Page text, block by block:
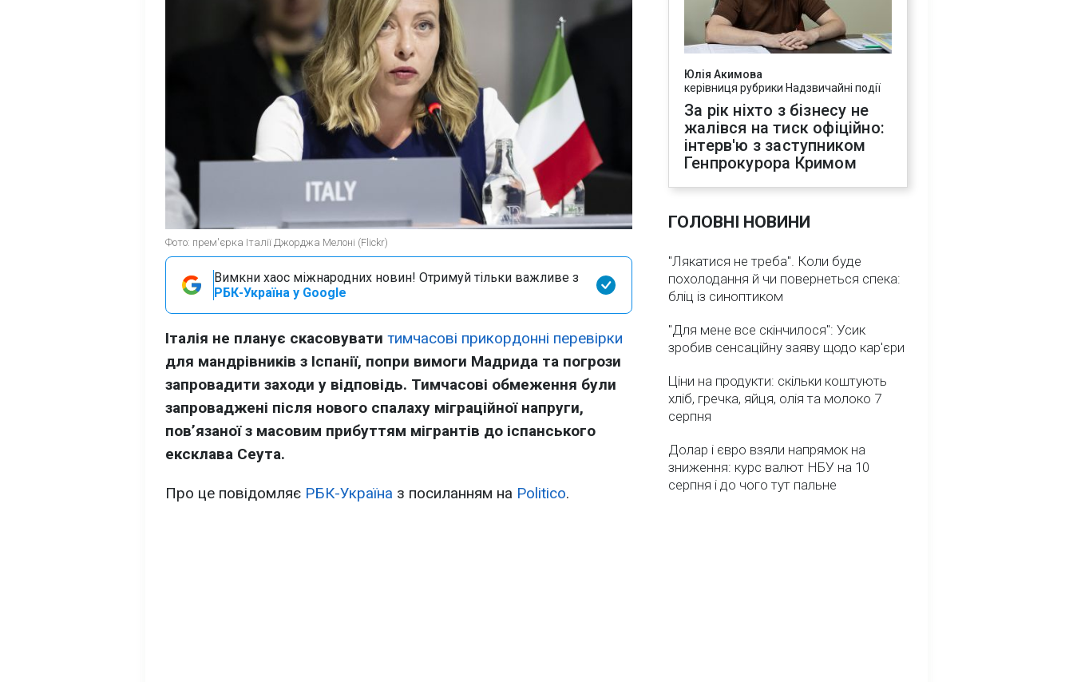
Фото: прем'єрка Італії Джорджа Мелоні (Flickr)
Вимкни хаос міжнародних новин! Отримуй тільки важливе з
РБК-Україна у Google
Італія не планує скасовувати тимчасові прикордонні перевірки
для мандрівників з Іспанії, попри вимоги Мадрида та погрози
запровадити заходи у відповідь. Тимчасові обмеження були
запроваджені після нового спалаху міграційної напруги,
пов’язаної з масовим прибуттям мігрантів до іспанського
ексклава Сеута.
Про це повідомляє РБК-Україна з посиланням на Politico.
Юлія Акимова
керівниця рубрики Надзвичайні події
За рік ніхто з бізнесу не
жалівся на тиск офіційно:
інтерв'ю з заступником
Генпрокурора Кримом
ГОЛОВНІ НОВИНИ
"Лякатися не треба". Коли буде
похолодання й чи повернеться спека:
бліц із синоптиком
"Для мене все скінчилося": Усик
зробив сенсаційну заяву щодо кар'єри
Ціни на продукти: скільки коштують
хліб, гречка, яйця, олія та молоко 7
серпня
Долар і євро взяли напрямок на
зниження: курс валют НБУ на 10
серпня і до чого тут пальне